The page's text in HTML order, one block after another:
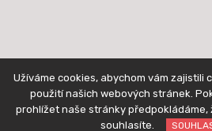
Užíváme cookies, abychom vám zajistili
použití našich webových stránek.
prohlížet naše stránky předpokládáme,
souhlasíte.